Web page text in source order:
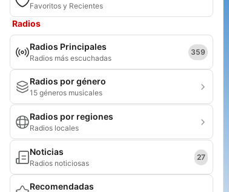
Favoritos y Recientes
Radios
Radios Principales
Radios más escuchadas
359
Radios por género
15 géneros musicales
Radios por regiones
Radios locales
Noticias
Radios noticiosas
27
Recomendadas